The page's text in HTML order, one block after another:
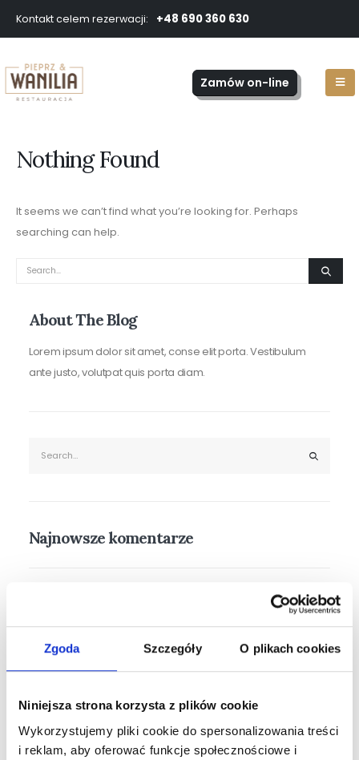
Zgoda Szczegóły O plikach cookies
Niniejsza strona korzysta z plików cookie
Wykorzystujemy pliki cookie do spersonalizowania treści
i reklam, aby oferować funkcje społecznościowe i
Kontakt celem rezerwacji: +48 690 360 630
Zamów on-line
Nothing Found
It seems we can’t find what you’re looking for. Perhaps
searching can help.
About The Blog
Lorem ipsum dolor sit amet, conse elit porta. Vestibulum
ante justo, volutpat quis porta diam.
Najnowsze komentarze
Kategorie